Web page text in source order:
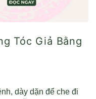
Tóc Giả Bằng
dày dặn để che đi